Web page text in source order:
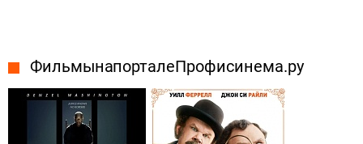
Фильмы на портале Профисинема.ру